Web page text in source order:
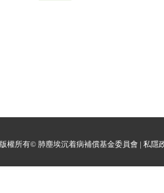
版權所有© 肺塵埃沉着病補償基金委員會 | 私隱